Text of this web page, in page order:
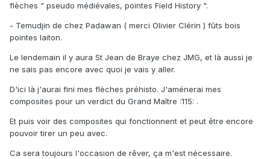
flèches " pseudo médiévales, pointes Field History ".
- Temudjin de chez Padawan ( merci Olivier Clérin ) fûts bois
pointes laiton.
Le lendemain il y aura St Jean de Braye chez JMG, et là aussi je
ne sais pas encore avec quoi je vais y aller.
D'ici là j'aurai fini mes flèches préhisto. J'aménerai mes
composites pour un verdict du Grand Maître :115: .
Et puis voir des composites qui fonctionnent et peut être encore
pouvoir tirer un peu avec.
Ca sera toujours l'occasion de rêver, ça m'est nécessaire.